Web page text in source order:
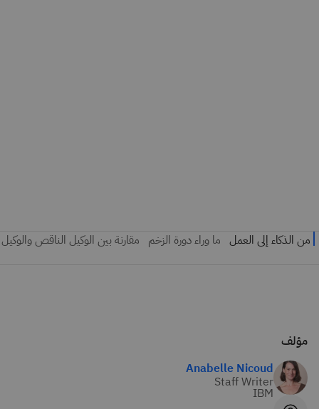
مؤلف
Anabelle Nicoud
Staff Writer
IBM